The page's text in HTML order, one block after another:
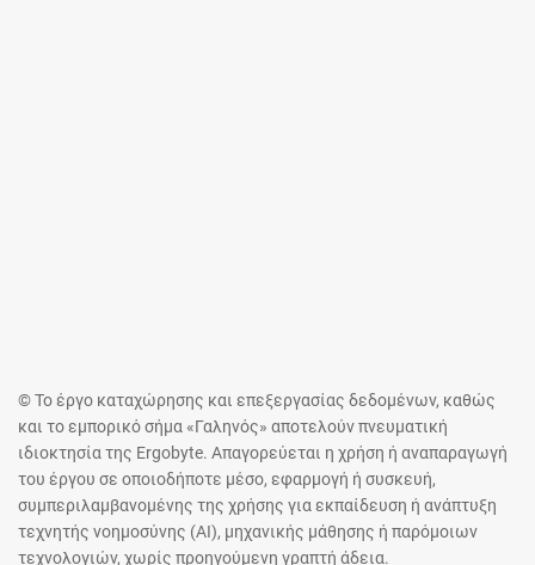
© Το έργο καταχώρησης και επεξεργασίας δεδομένων, καθώς
και το εμπορικό σήμα «Γαληνός» αποτελούν πνευματική
ιδιοκτησία της Ergobyte. Απαγορεύεται η χρήση ή αναπαραγωγή
του έργου σε οποιοδήποτε μέσο, εφαρμογή ή συσκευή,
συμπεριλαμβανομένης της χρήσης για εκπαίδευση ή ανάπτυξη
τεχνητής νοημοσύνης (AI), μηχανικής μάθησης ή παρόμοιων
τεχνολογιών, χωρίς προηγούμενη γραπτή άδεια.